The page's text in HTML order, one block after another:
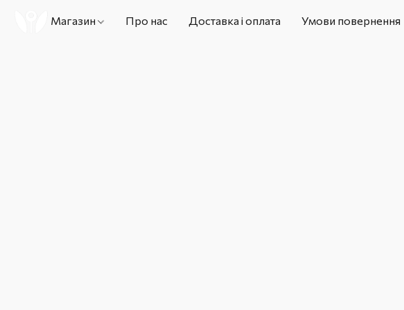
Магазин Про нас Доставка і оплата Умови повернення